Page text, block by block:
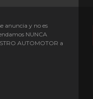
anuncia y no es
NUNCA
AUTOMOTOR a